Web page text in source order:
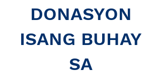
DONASYON
ISANG BUHAY
SA